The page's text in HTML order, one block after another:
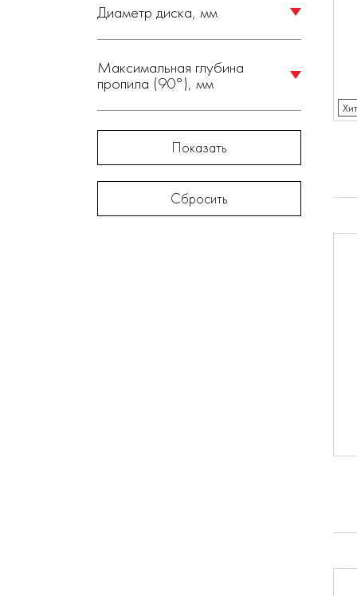
Диаметр диска, мм
210 (2 )
Максимальная глубина
пропила (90°), мм
75 (2
Показать
Сбросить
Хит